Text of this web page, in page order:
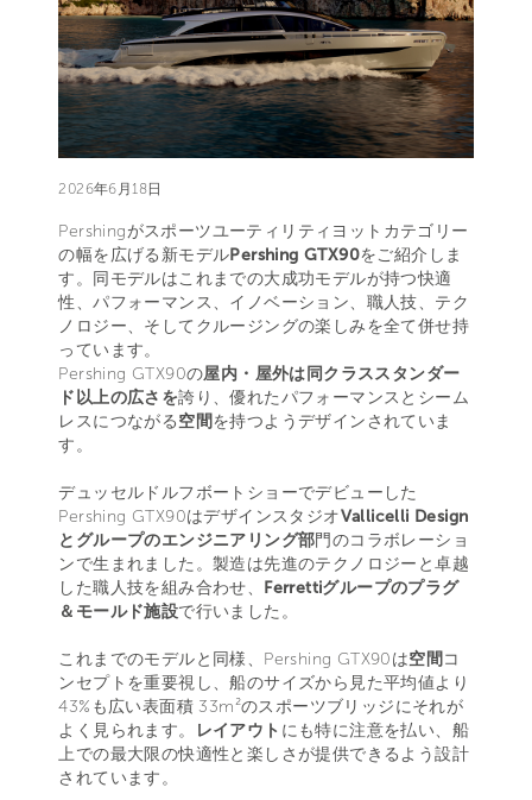
2026年6月18日
Pershingがスポーツユーティリティヨットカテゴリー
の幅を広げる新モデルPershing GTX90をご紹介しま
す。同モデルはこれまでの大成功モデルが持つ快適
性、パフォーマンス、イノベーション、職人技、テク
ノロジー、そしてクルージングの楽しみを全て併せ持
っています。
Pershing GTX90の屋内・屋外は同クラススタンダー
ド以上の広さを誇り、優れたパフォーマンスとシーム
レスにつながる空間を持つようデザインされていま
す。
デュッセルドルフボートショーでデビューした
Pershing GTX90はデザインスタジオVallicelli Design
とグループのエンジニアリング部門のコラボレーショ
ンで生まれました。製造は先進のテクノロジーと卓越
した職人技を組み合わせ、 Ferrettiグループのプラグ
＆モールド施設で行いました。
これまでのモデルと同様、Pershing GTX90は空間 コ
ンセプトを重要視し、船のサイズから見た平均値より
43%も広い表面積 33m²のスポーツブリッジにそれが
よく見られます。
レイアウト にも特に注意を払い、船
上での最大限の快適性と楽しさが提供できるよう設計
されています。